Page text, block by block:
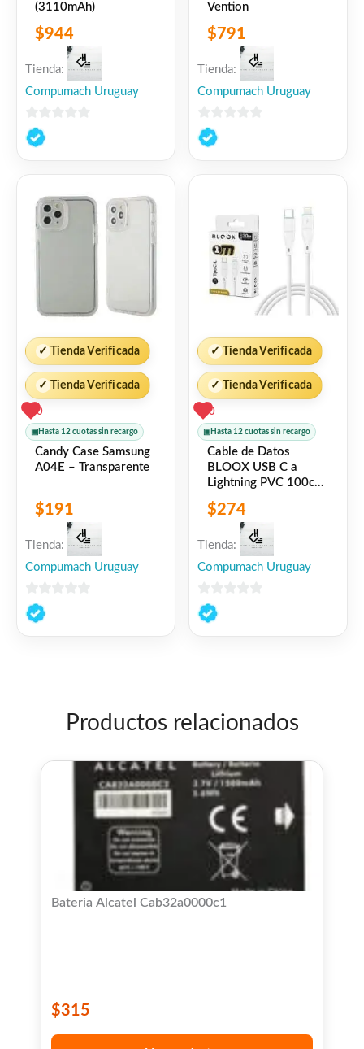
(3110mAh)
$944
Tienda:
Compumach Uruguay
0
de
Vention
$791
Tienda:
Compumach Uruguay
0
de
✓ Tienda Verificada
✓ Tienda Verificada
0
▣ Hasta 12 cuotas sin recargo
Candy Case Samsung
A04E – Transparente
$191
Tienda:
Compumach Uruguay
0
de
✓ Tienda Verificada
✓ Tienda Verificada
0
▣ Hasta 12 cuotas sin recargo
Cable de Datos
BLOOX USB C a
Lightning PVC 100cm
30w
$274
Tienda:
Compumach Uruguay
0
de
Productos relacionados
Bateria Alcatel Cab32a0000c1
$315